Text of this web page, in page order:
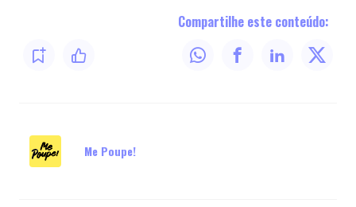
Compartilhe este conteúdo:
Me Poupe!